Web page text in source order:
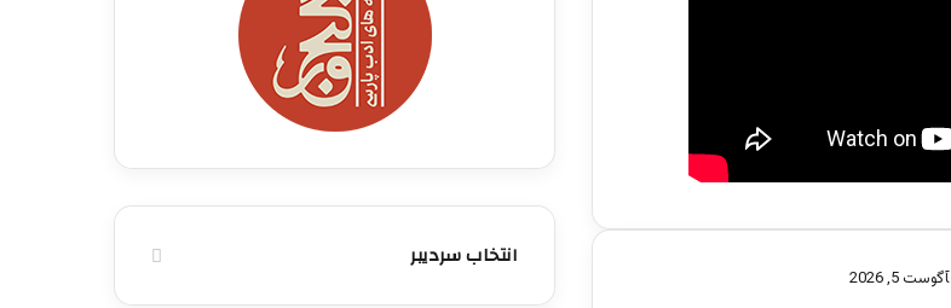
آگوست 5, 2026
انتخاب سردیبر